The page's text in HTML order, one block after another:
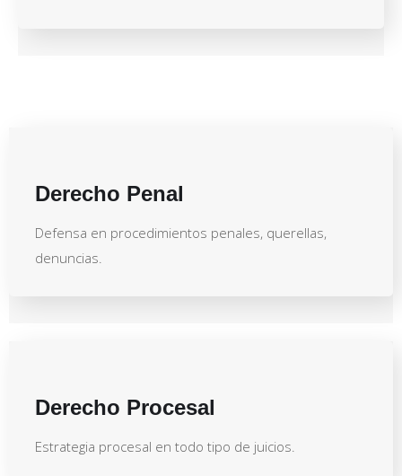
Derecho Penal
Defensa en procedimientos penales, querellas,
denuncias.
Derecho Procesal
Estrategia procesal en todo tipo de juicios.